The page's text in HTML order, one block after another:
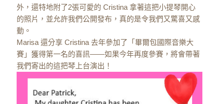
外，還特地附了2張可愛的 Cristina 拿著這把小提琴開心
的照片，並允許我們公開發布，真的是令我們又驚喜又感
動。
Marisa 還分享 Cristina 去年參加了「畢爾包國際音樂大
賽」獲得第一名的喜訊——如果今年再度參賽，將會帶著
我們寄出的這把琴上台演出！